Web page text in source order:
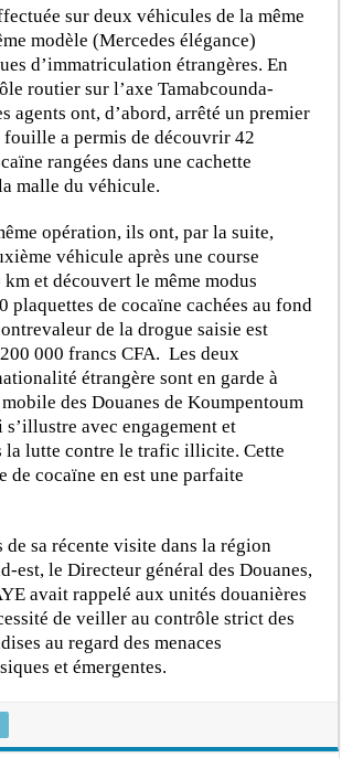
sur deux véhicules de la même
modèle (Mercedes élégance)
d’immatriculation étrangères. En
routier sur l’axe Tamabcounda-
agents ont, d’abord, arrêté un premier
a permis de découvrir 42
rangées dans une cachette
malle du véhicule.
opération, ils ont, par la suite,
véhicule après une course
et découvert le même modus
plaquettes de cocaïne cachées au fond
de la drogue saisie est
000 francs CFA. Les deux
étrangère sont en garde à
des Douanes de Koumpentoum
avec engagement et
la lutte contre le trafic illicite. Cette
de cocaïne en est une parfaite
de sa récente visite dans la région
est, le Directeur général des Douanes,
avait rappelé aux unités douanières
de veiller au contrôle strict des
au regard des menaces
et émergentes.